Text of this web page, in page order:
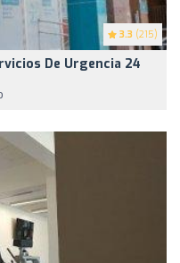
3.3 (215)
De Urgencia 24